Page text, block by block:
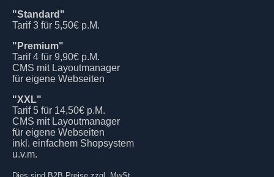
"Standard"
Tarif 3 für 5,50€ p.M.
"Premium"
Tarif 4 für 9,90€ p.M.
CMS mit Layoutmanager
für eigene Webseiten
"XXL"
Tarif 5 für 14,50€ p.M.
CMS mit Layoutmanager
für eigene Webseiten
inkl. einfachem Shopsystem
u.v.m.